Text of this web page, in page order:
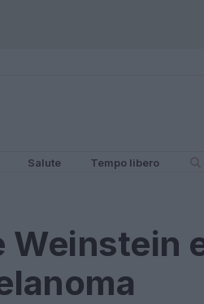
Salute Tempo libero
Weinstein